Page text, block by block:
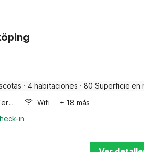
· 4 habitaciones · 80 Superficie en
Overdækket Terrasse Wifi
+ 18 más
in